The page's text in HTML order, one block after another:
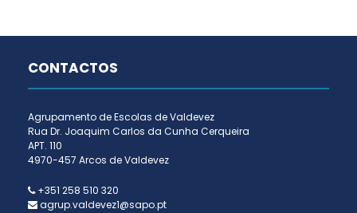
CONTACTOS
Agrupamento de Escolas de Valdevez
Rua Dr. Joaquim Carlos da Cunha Cerqueira
APT. 110
4970-457 Arcos de Valdevez
+351 258 510 320
agrup.valdevez1@sapo.pt